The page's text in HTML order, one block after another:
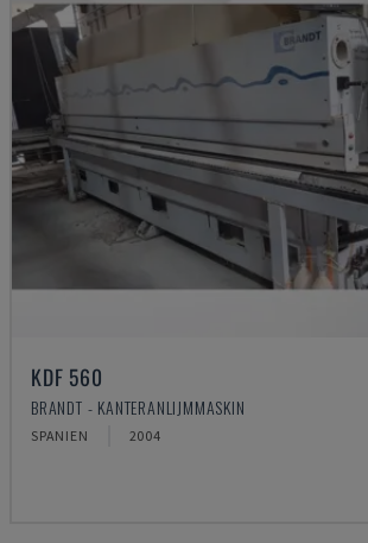
KDF 560
BRANDT - KANTERANLIJMMASKIN
SPANIEN 2004